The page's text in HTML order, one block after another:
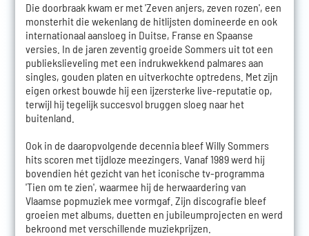
Die doorbraak kwam er met 'Zeven anjers, zeven rozen', een
monsterhit die wekenlang de hitlijsten domineerde en ook
internationaal aansloeg in Duitse, Franse en Spaanse
versies. In de jaren zeventig groeide Sommers uit tot een
publiekslieveling met een indrukwekkend palmares aan
singles, gouden platen en uitverkochte optredens. Met zijn
eigen orkest bouwde hij een ijzersterke live-reputatie op,
terwijl hij tegelijk succesvol bruggen sloeg naar het
buitenland.
Ook in de daaropvolgende decennia bleef Willy Sommers
hits scoren met tijdloze meezingers. Vanaf 1989 werd hij
bovendien hét gezicht van het iconische tv-programma
'Tien om te zien', waarmee hij de herwaardering van
Vlaamse popmuziek mee vormgaf. Zijn discografie bleef
groeien met albums, duetten en jubileumprojecten en werd
bekroond met verschillende muziekprijzen.